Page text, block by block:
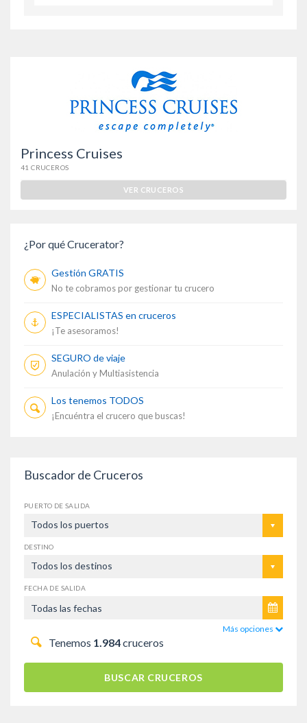
Princess Cruises
41 CRUCEROS
VER CRUCEROS
¿Por qué Crucerator?
Gestión GRATIS
No te cobramos por gestionar tu crucero
ESPECIALISTAS en cruceros
¡Te asesoramos!
SEGURO de viaje
Anulación y Multiasistencia
Los tenemos TODOS
¡Encuéntra el crucero que buscas!
Buscador de Cruceros
PUERTO DE SALIDA
Todos los puertos
DESTINO
Todos los destinos
FECHA DE SALIDA
Más opciones
Tenemos 1.984cruceros
BUSCAR CRUCEROS